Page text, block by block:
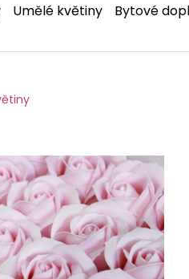
Umělé květiny Bytové